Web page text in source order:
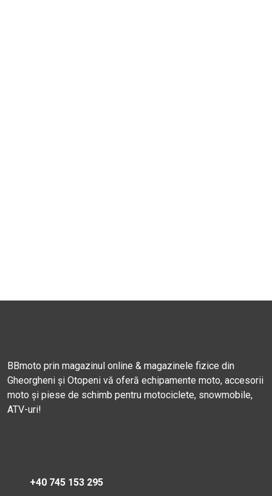
BBmoto prin magazinul online & magazinele fizice din
Gheorgheni și Otopeni vă oferă echipamente moto, accesorii
moto și piese de schimb pentru motociclete, snowmobile,
ATV-uri!
+40 745 153 295